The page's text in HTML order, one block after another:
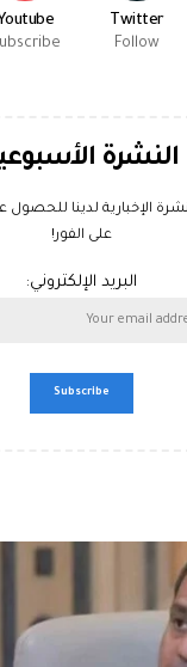
Twitter
Follow
النشرة
الإخبارية لدينا للحصول
على الفور!
البريد الإلكتروني: